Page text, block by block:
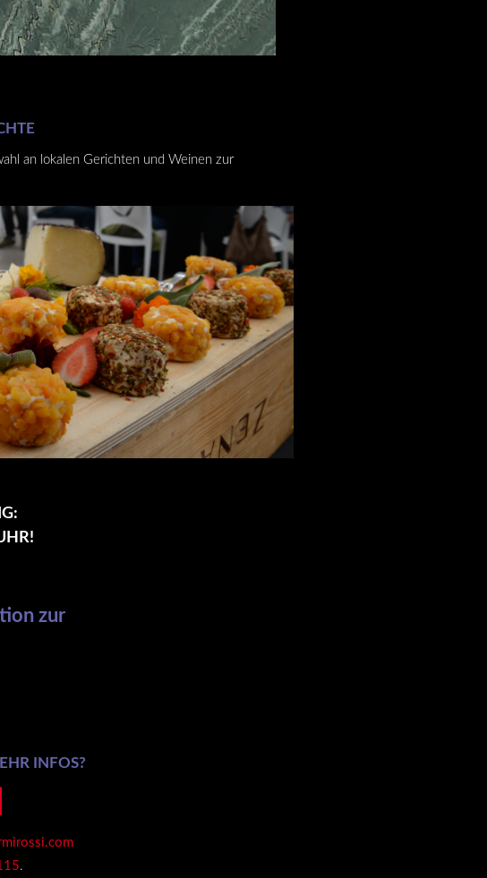
an lokalen Gerichten und Weinen zur
zur
INFOS?
.